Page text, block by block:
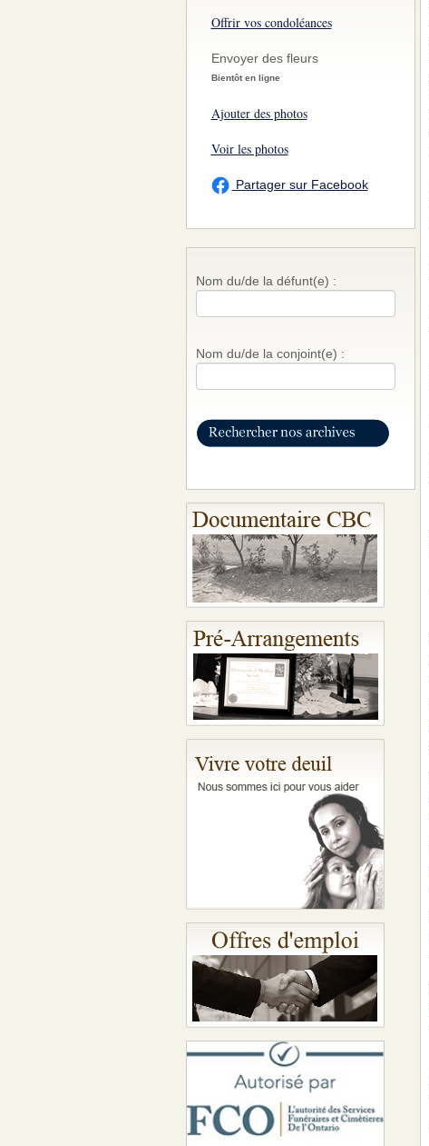
Offrir vos condoléances
Envoyer des fleurs
Bientôt en ligne
Ajouter des photos
Voir les photos
Partager sur Facebook
Nom du/de la défunt(e) :
Nom du/de la conjoint(e) :